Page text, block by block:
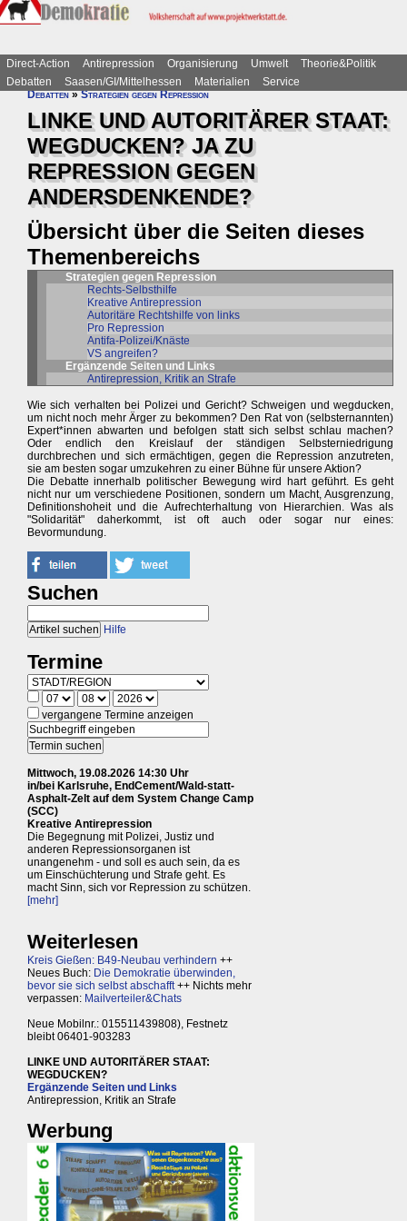
Direct-Action Antirepression Organisierung Umwelt
Theorie&Politik
Debatten
Saasen/GI/Mittelhessen Materialien
Service
Debatten»Strategien gegen Repression
LINKE UND AUTORITÄRER STAAT:
WEGDUCKEN? JA ZU
REPRESSION GEGEN
ANDERSDENKENDE?
Übersicht über die Seiten dieses
Themenbereichs
Strategien gegen Repression
Rechts-Selbsthilfe
Kreative Antirepression
Autoritäre Rechtshilfe von links
Pro Repression
Antifa-Polizei/Knäste
VS angreifen?
Ergänzende Seiten und Links
Antirepression, Kritik an Strafe
Wie sich verhalten bei Polizei und Gericht? Schweigen und wegducken,
um nicht noch mehr Ärger zu bekommen? Den Rat von (selbsternannten)
Expert*innen abwarten und befolgen statt sich selbst schlau machen?
Oder endlich den Kreislauf der ständigen Selbsterniedrigung
durchbrechen und sich ermächtigen, gegen die Repression anzutreten,
sie am besten sogar umzukehren zu einer Bühne für unsere Aktion?
Die Debatte innerhalb politischer Bewegung wird hart geführt. Es geht
nicht nur um verschiedene Positionen, sondern um Macht, Ausgrenzung,
Definitionshoheit und die Aufrechterhaltung von Hierarchien. Was als
"Solidarität" daherkommt, ist oft auch oder sogar nur eines:
Bevormundung.
Suchen
Hilfe
Termine
vergangene Termine anzeigen
Mittwoch, 19.08.2026 14:30 Uhr
in/bei Karlsruhe, EndCement/Wald-statt-
Asphalt-Zelt auf dem System Change Camp
(SCC)
Kreative Antirepression
Die Begegnung mit Polizei, Justiz und
anderen Repressionsorganen ist
unangenehm - und soll es auch sein, da es
um Einschüchterung und Strafe geht. Es
macht Sinn, sich vor Repression zu schützen.
[mehr]
Weiterlesen
Kreis Gießen: B49-Neubau verhindern ++
Neues Buch: Die Demokratie überwinden,
bevor sie sich selbst abschafft++ Nichts mehr
verpassen: Mailverteiler&Chats
Neue Mobilnr.: 015511439808), Festnetz
bleibt 06401-903283
LINKE UND AUTORITÄRER STAAT:
WEGDUCKEN?
Ergänzende Seiten und Links
Antirepression, Kritik an Strafe
Werbung